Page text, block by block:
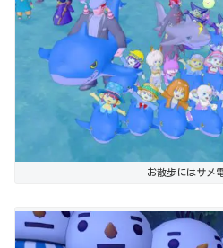
お散歩にはサメ